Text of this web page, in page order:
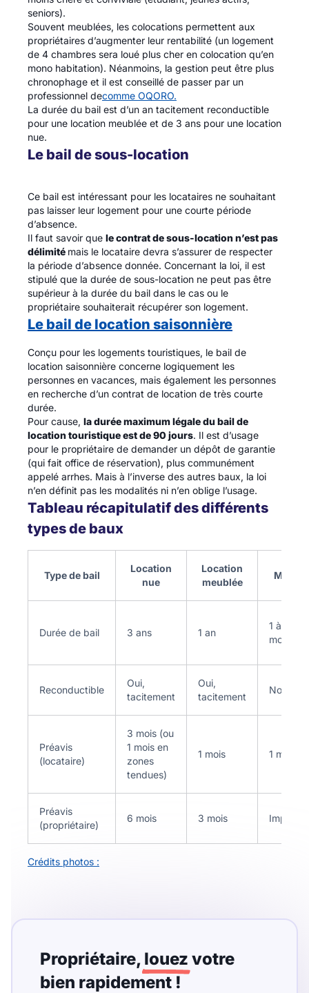
seniors).
Souvent meublées, les colocations permettent aux
propriétaires d’augmenter leur rentabilité (un logement
de 4 chambres sera loué plus cher en colocation qu’en
mono habitation). Néanmoins, la gestion peut être plus
chronophage et il est conseillé de passer par un
professionnel decomme OQORO.
La durée du bail est d’un an tacitement reconductible
pour une location meublée et de 3 ans pour une location
nue.
Le bail de sous-location
Ce bail est intéressant pour les locataires ne souhaitant
pas laisser leur logement pour une courte période
d’absence.
Il faut savoir que le contrat de sous-location n’est pas
délimité mais le locataire devra s’assurer de respecter
la période d’absence donnée. Concernant la loi, il est
stipulé que la durée de sous-location ne peut pas être
supérieur à la durée du bail dans le cas ou le
propriétaire souhaiterait récupérer son logement.
Le bail de location saisonnière
Conçu pour les logements touristiques, le bail de
location saisonnière concerne logiquement les
personnes en vacances, mais également les personnes
en recherche d’un contrat de location de très courte
durée.
Pour cause, la durée maximum légale du bail de
location touristique est de 90 jours. Il est d’usage
pour le propriétaire de demander un dépôt de garantie
(qui fait office de réservation), plus communément
appelé arrhes. Mais à l’inverse des autres baux, la loi
n’en définit pas les modalités ni n’en oblige l’usage.
Tableau récapitulatif des différents
types de baux
Type de bail
Location
nue
Location
meublée
Durée de bail 3 ans 1 an
1 à 10
mois
Reconductible
Oui,
tacitement
Oui,
tacitement
Non
Préavis
(locataire)
3 mois (ou
1 mois en
zones
tendues)
1 mois 1 mois
Préavis
(propriétaire)
6 mois 3 mois
Crédits photos :
Propriétaire, louez votre
bien rapidement !